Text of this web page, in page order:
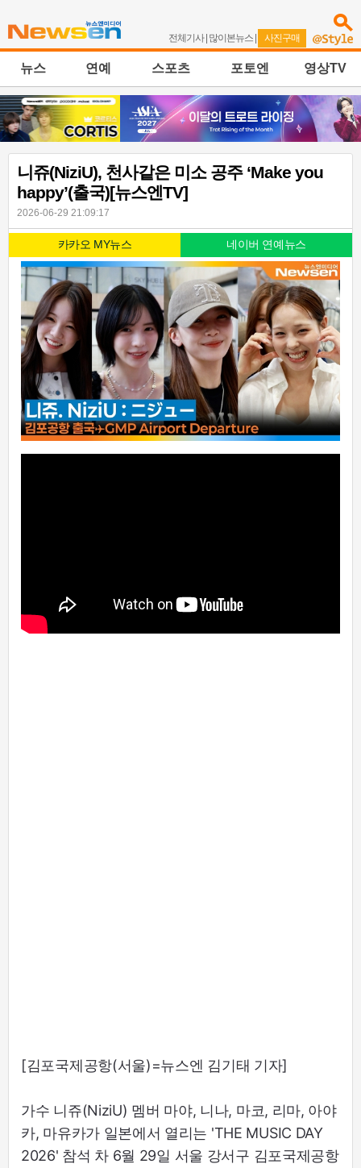
전체기사| 많이본뉴스 | 사진구매
뉴스 연예 스포츠 포토엔 영상TV
니쥬(NiziU), 천사같은 미소 공주 ‘Make you
happy’(출국)[뉴스엔TV]
2026-06-29 21:09:17
카카오 MY뉴스 네이버 연예뉴스
[김포국제공항(서울)=뉴스엔 김기태 기자]
가수 니쥬(NiziU) 멤버 마야, 니나, 마코, 리마, 아야
카, 마유카가 일본에서 열리는 'THE MUSIC DAY
2026' 참석 차 6월 29일 서울 강서구 김포국제공항